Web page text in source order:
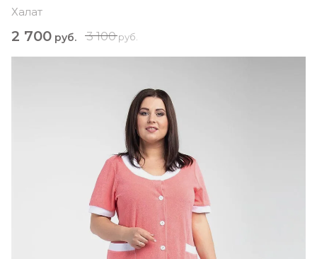
Халат
3 100руб.
2 700 руб.